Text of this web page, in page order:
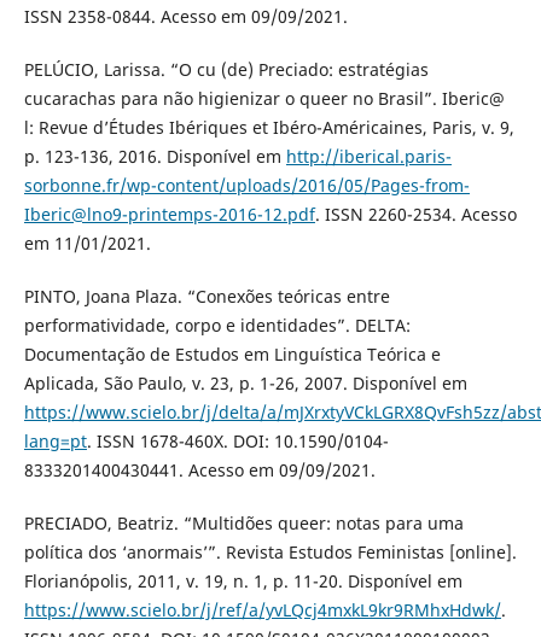
ISSN 2358-0844. Acesso em 09/09/2021.
PELÚCIO, Larissa. “O cu (de) Preciado: estratégias
cucarachas para não higienizar o queer no Brasil”. Iberic@
l: Revue d’Études Ibériques et Ibéro-Américaines, Paris, v. 9,
p. 123-136, 2016. Disponível em http://iberical.paris-
sorbonne.fr/wp-content/uploads/2016/05/Pages-from-
Iberic@lno9-printemps-2016-12.pdf. ISSN 2260-2534. Acesso
em 11/01/2021.
PINTO, Joana Plaza. “Conexões teóricas entre
performatividade, corpo e identidades”. DELTA:
Documentação de Estudos em Linguística Teórica e
Aplicada, São Paulo, v. 23, p. 1-26, 2007. Disponível em
https://www.scielo.br/j/delta/a/mJXrxtyVCkLGRX8QvFsh5zz/
lang=pt. ISSN 1678-460X. DOI: 10.1590/0104-
8333201400430441. Acesso em 09/09/2021.
PRECIADO, Beatriz. “Multidões queer: notas para uma
política dos ‘anormais’”. Revista Estudos Feministas [online].
Florianópolis, 2011, v. 19, n. 1, p. 11-20. Disponível em
https://www.scielo.br/j/ref/a/yvLQcj4mxkL9kr9RMhxHdwk/.